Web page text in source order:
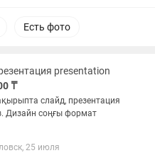
Есть фото
presentation
₸
слайд, презентация
25 июля